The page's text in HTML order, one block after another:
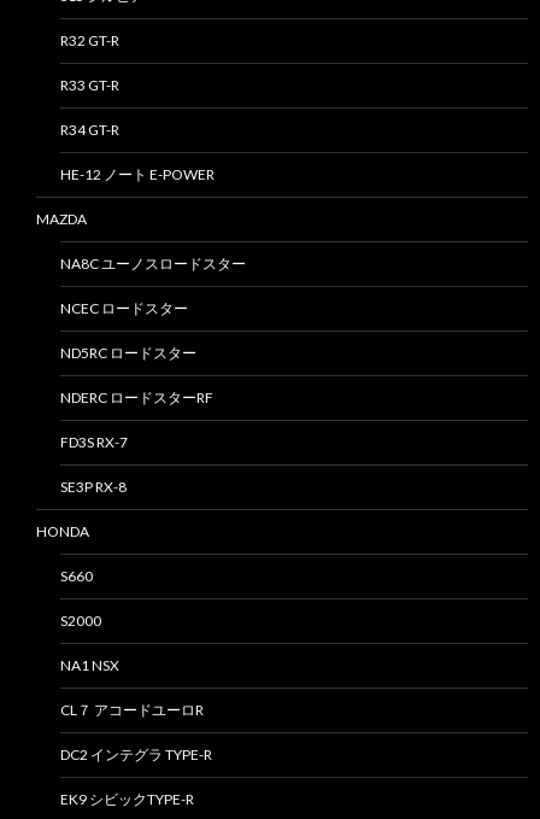
R32 GT-R
R33 GT-R
R34 GT-R
HE-12 ノート E-POWER
MAZDA
NA8C ユーノスロードスター
NCEC ロードスター
ND5RC ロードスター
NDERC ロードスターRF
FD3S RX-7
SE3P RX-8
HONDA
S660
S2000
NA1 NSX
CL７ アコードユーロR
DC2 インテグラ TYPE-R
EK9 シビックTYPE-R